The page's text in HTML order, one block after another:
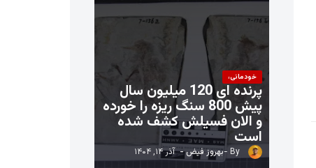
خودمانی،
پرنده ای 120 میلیون سال
پیش 800 سنگ ریزه را خورده
و الان فسیلش کشف شده
است
بهروز فیض آذر ۱۴, ۱۴۰۴